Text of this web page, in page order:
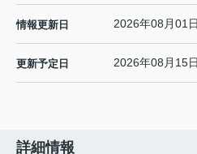
情報更新日 2026年08月01日
更新予定日 2026年08月15日
詳細情報